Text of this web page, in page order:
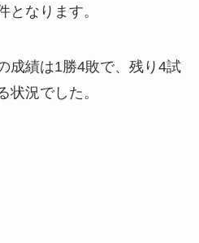
となります。
成績は1勝4敗で、残り4試
状況でした。